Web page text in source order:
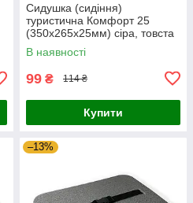
Сидушка (сидіння)
туристична Комфорт 25
(350х265х25мм) сіра, товста
з кріпленням на пояс
В наявності
99 ₴ 114 ₴
Купити
–13%